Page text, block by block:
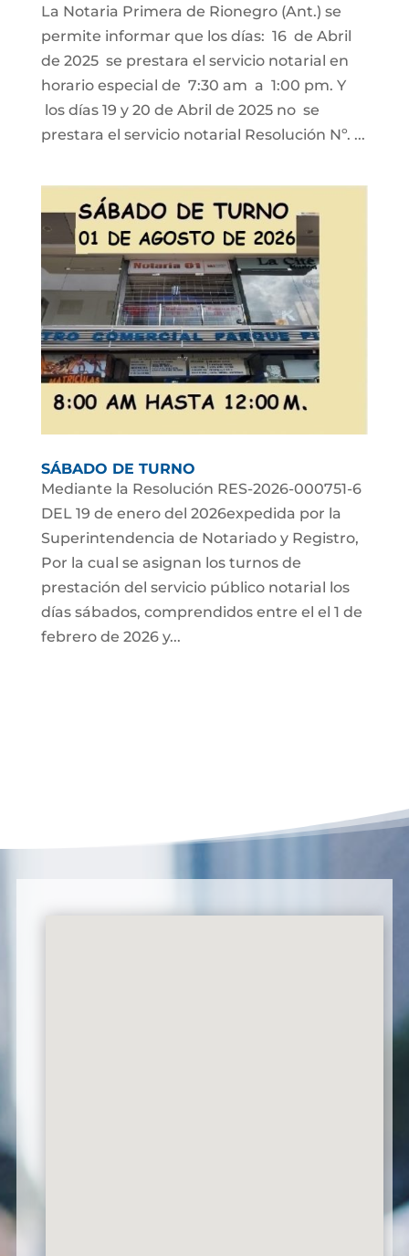
La Notaria Primera de Rionegro (Ant.) se
permite informar que los días: 16 de Abril
de 2025 se prestara el servicio notarial en
horario especial de 7:30 am a 1:00 pm. Y
los días 19 y 20 de Abril de 2025 no se
prestara el servicio notarial Resolución Nº. ...
SÁBADO DE TURNO
Mediante la Resolución RES-2026-000751-6
DEL 19 de enero del 2026expedida por la
Superintendencia de Notariado y Registro,
Por la cual se asignan los turnos de
prestación del servicio público notarial los
días sábados, comprendidos entre el el 1 de
febrero de 2026 y...